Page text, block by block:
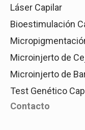
Láser Capilar
Bioestimulación
Microinjerto de
Microinjerto de
Test Genético
Contacto